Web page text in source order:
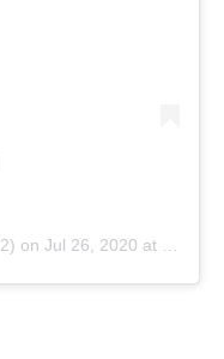
on Jul 26, 2020 at 1:45am PDT